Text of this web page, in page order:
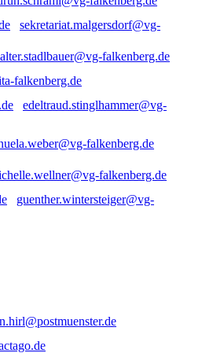
sekretariat.malgersdorf@vg-
falkenberg.de
falkenberg.de
edeltraud.stinglhammer@vg-
falkenberg.de
falkenberg.de
guenther.wintersteiger@vg-